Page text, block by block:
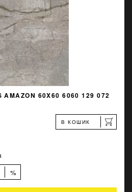
60X60 6060 129 072
В КОШИК
%